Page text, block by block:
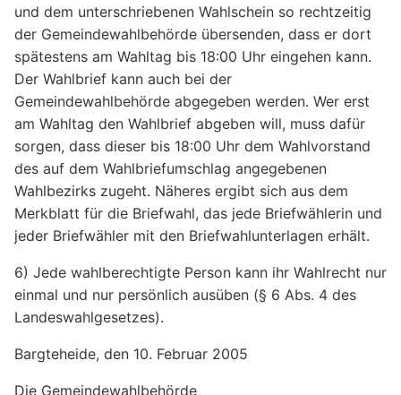
und dem unterschriebenen Wahlschein so rechtzeitig
der Gemeindewahlbehörde übersenden, dass er dort
spätestens am Wahltag bis 18:00 Uhr eingehen kann.
Der Wahlbrief kann auch bei der
Gemeindewahlbehörde abgegeben werden. Wer erst
am Wahltag den Wahlbrief abgeben will, muss dafür
sorgen, dass dieser bis 18:00 Uhr dem Wahlvorstand
des auf dem Wahlbriefumschlag angegebenen
Wahlbezirks zugeht. Näheres ergibt sich aus dem
Merkblatt für die Briefwahl, das jede Briefwählerin und
jeder Briefwähler mit den Briefwahlunterlagen erhält.
6) Jede wahlberechtigte Person kann ihr Wahlrecht nur
einmal und nur persönlich ausüben (§ 6 Abs. 4 des
Landeswahlgesetzes).
Bargteheide, den 10. Februar 2005
Die Gemeindewahlbehörde